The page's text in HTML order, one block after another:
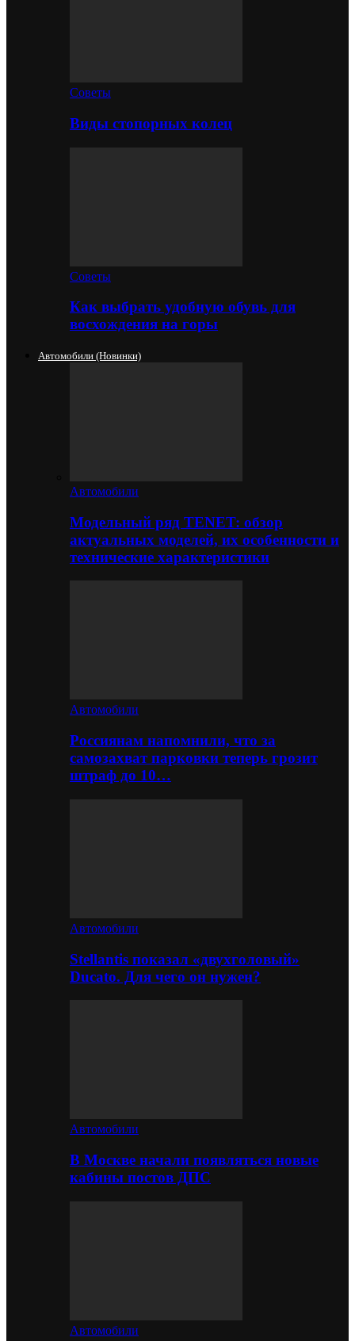
Советы
Виды стопорных колец
Советы
Как выбрать удобную обувь для
восхождения на горы
Автомобили (новинки)
Автомобили
Модельный ряд TENET: обзор
актуальных моделей, их особенности и
технические характеристики
Автомобили
Россиянам напомнили, что за
самозахват парковки теперь грозит
штраф до 10…
Автомобили
Stellantis показал «двухголовый»
Ducato. Для чего он нужен?
Автомобили
В Москве начали появляться новые
кабины постов ДПС
Автомобили